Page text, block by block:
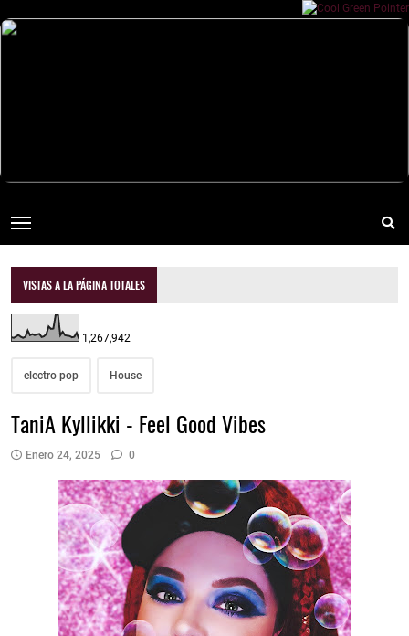
VISTAS A LA PÁGINA TOTALES
1,267,942
electro pop House
TaniA Kyllikki - Feel Good Vibes
Enero 24, 2025 0